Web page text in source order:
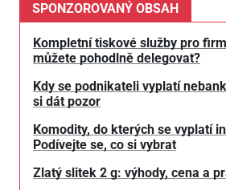
SPONZOROVANÝ OBSAH
Kompletní tiskové služby pro
můžete pohodlně delegovat?
Kdy se podnikateli vyplatí
si dát pozor
Komodity, do kterých se vyplatí
Podívejte se, co si vybrat
Zlatý slitek 2 g: výhody, cena a